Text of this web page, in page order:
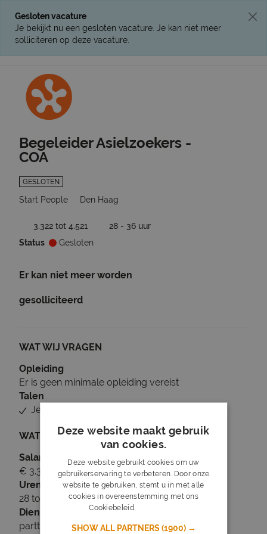
Gesloten vacature
Je bekijkt nu een gesloten vacature. Je kan niet meer
solliciteren op deze vacature.
Begeleider Asielzoekers -
COA
GESLOTEN
Start People Den Haag
3.322 tot 4.521
28 - 36 uur
Status
Gesloten
Er kan niet meer worden
gesolliciteerd
WAT WIJ VRAGEN
Opleiding
Er is geen minimale opleiding vereist
Talen
Je beheerst Nederlands
WAT WIJ BIEDEN
Salaris
€ 3.322 tot € 4.521
Uren
28 tot 36 uur per week
Dienstverband
parttime
Deze website maakt gebruik
van cookies.
Deze website gebruikt cookies om uw
gebruikerservaring te verbeteren. Door onze
website te gebruiken, stemt u in met alle
cookies in overeenstemming met ons
Cookiebeleid.
SHOW ALL PARTNERS(1900) →